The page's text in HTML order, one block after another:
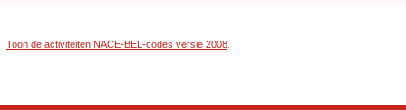
Toon de activiteiten NACE-BEL-codes versie 2008